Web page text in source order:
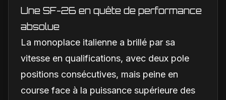
Une SF-26 en quête de performance
absolue
La monoplace italienne a brillé par sa
vitesse en qualifications, avec deux pole
positions consécutives, mais peine en
course face à la puissance supérieure des